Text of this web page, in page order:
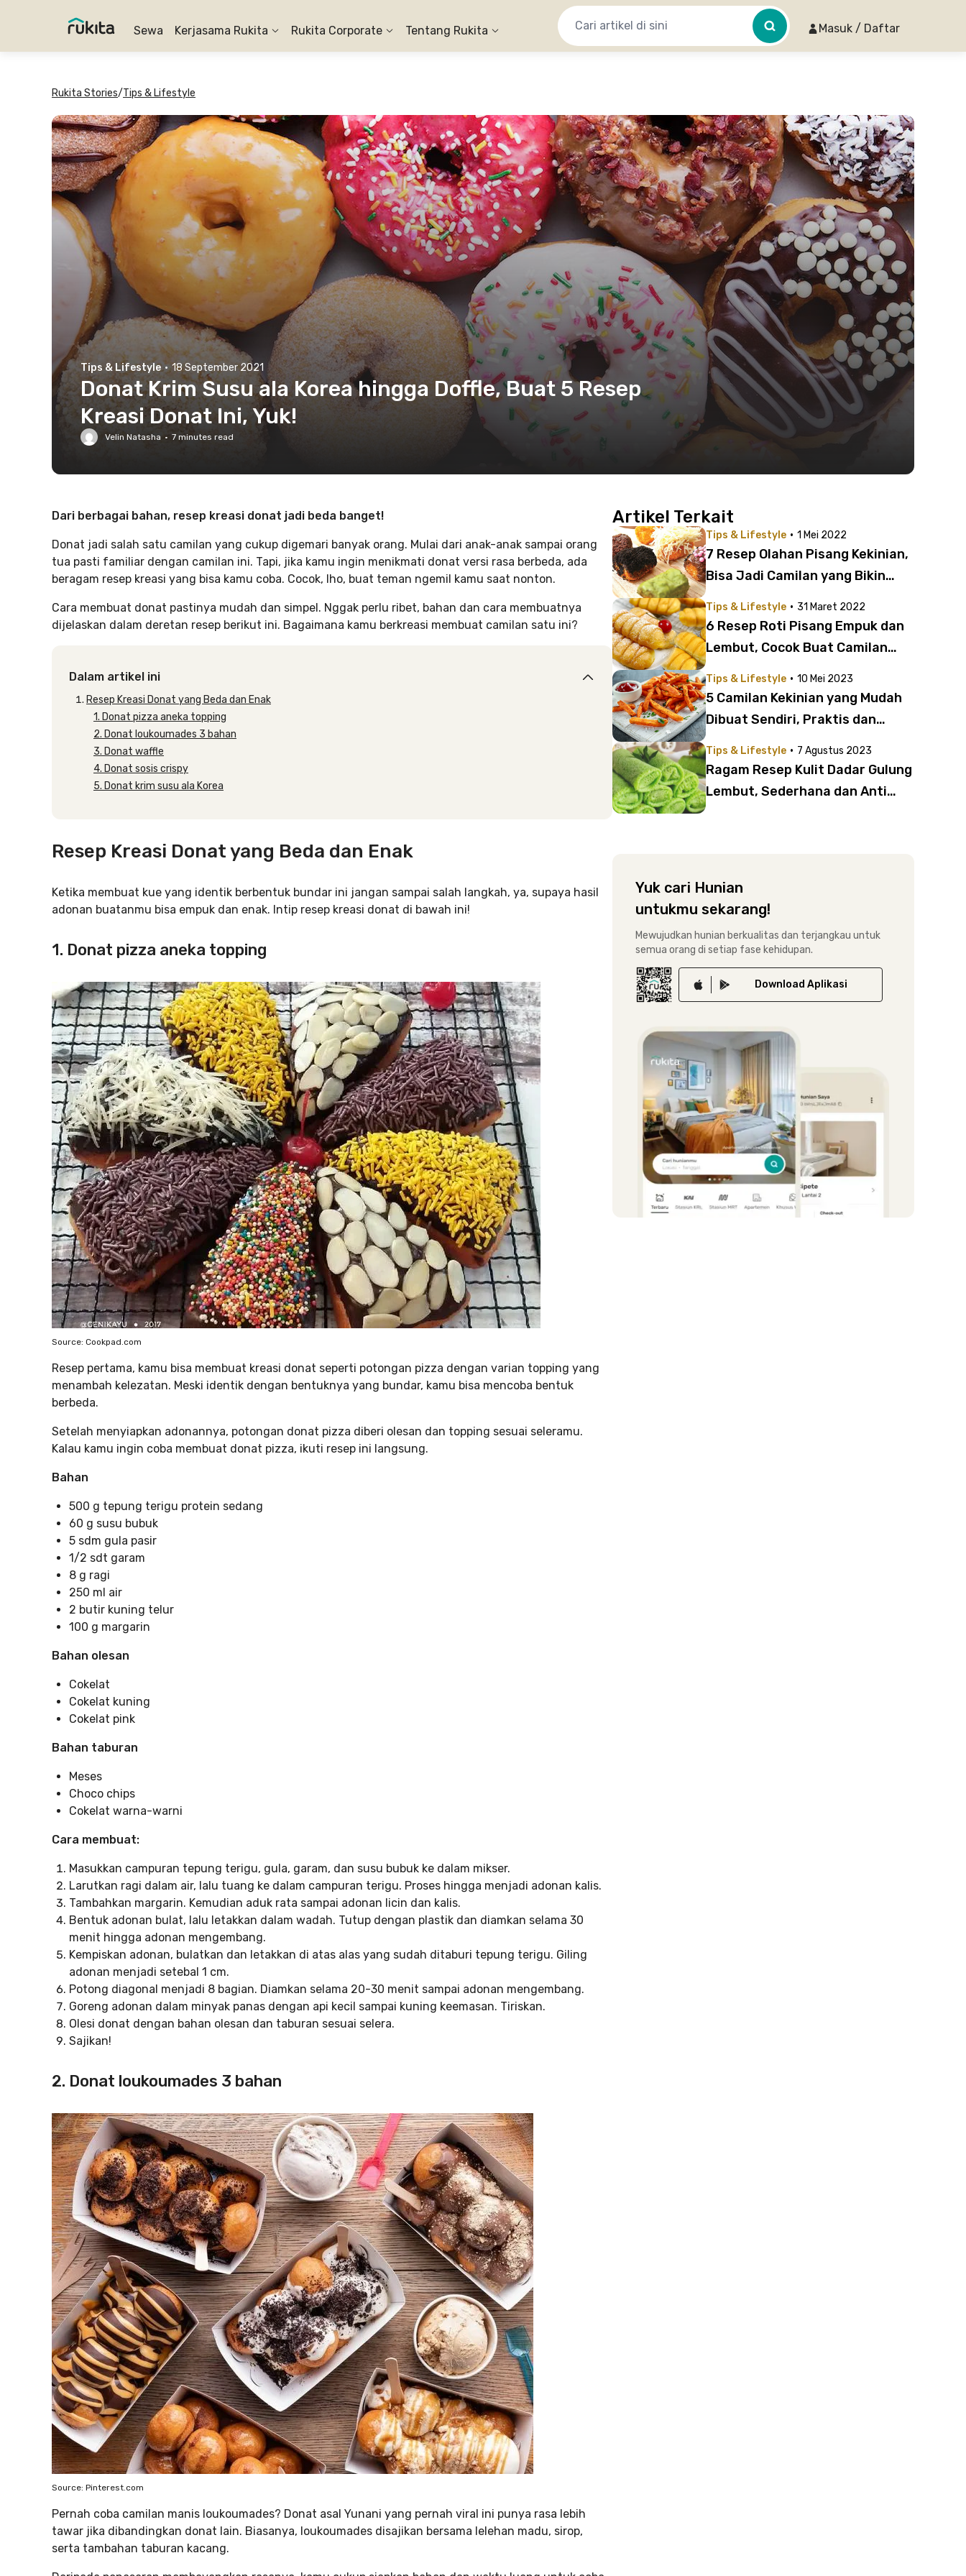
Sewa Kerjasama Rukita Rukita Corporate Tentang Rukita Masuk / Daftar
Rukita Stories/Tips & Lifestyle
Tips & Lifestyle · 18 September 2021
Donat Krim Susu ala Korea hingga Doffle, Buat 5 Resep
Kreasi Donat Ini, Yuk!
Velin Natasha · 7 minutes read
Dari berbagai bahan, resep kreasi donat jadi beda banget!
Donat jadi salah satu camilan yang cukup digemari banyak orang. Mulai dari anak-anak sampai orang
tua pasti familiar dengan camilan ini. Tapi, jika kamu ingin menikmati donat versi rasa berbeda, ada
beragam resep kreasi yang bisa kamu coba. Cocok, lho, buat teman ngemil kamu saat nonton.
Cara membuat donat pastinya mudah dan simpel. Nggak perlu ribet, bahan dan cara membuatnya
dijelaskan dalam deretan resep berikut ini. Bagaimana kamu berkreasi membuat camilan satu ini?
Dalam artikel ini
Resep Kreasi Donat yang Beda dan Enak
1. Donat pizza aneka topping
2. Donat loukoumades 3 bahan
3. Donat waffle
4. Donat sosis crispy
5. Donat krim susu ala Korea
Resep Kreasi Donat yang Beda dan Enak
Ketika membuat kue yang identik berbentuk bundar ini jangan sampai salah langkah, ya, supaya hasil
adonan buatanmu bisa empuk dan enak. Intip resep kreasi donat di bawah ini!
1. Donat pizza aneka topping
Source: Cookpad.com
Resep pertama, kamu bisa membuat kreasi donat seperti potongan pizza dengan varian topping yang
menambah kelezatan. Meski identik dengan bentuknya yang bundar, kamu bisa mencoba bentuk
berbeda.
Setelah menyiapkan adonannya, potongan donat pizza diberi olesan dan topping sesuai seleramu.
Kalau kamu ingin coba membuat donat pizza, ikuti resep ini langsung.
Bahan
500 g tepung terigu protein sedang
60 g susu bubuk
5 sdm gula pasir
1/2 sdt garam
8 g ragi
250 ml air
2 butir kuning telur
100 g margarin
Bahan olesan
Cokelat
Cokelat kuning
Cokelat pink
Bahan taburan
Meses
Choco chips
Cokelat warna-warni
Cara membuat:
Masukkan campuran tepung terigu, gula, garam, dan susu bubuk ke dalam mikser.
Larutkan ragi dalam air, lalu tuang ke dalam campuran terigu. Proses hingga menjadi adonan kalis.
Tambahkan margarin. Kemudian aduk rata sampai adonan licin dan kalis.
Bentuk adonan bulat, lalu letakkan dalam wadah. Tutup dengan plastik dan diamkan selama 30
menit hingga adonan mengembang.
Kempiskan adonan, bulatkan dan letakkan di atas alas yang sudah ditaburi tepung terigu. Giling
adonan menjadi setebal 1 cm.
Potong diagonal menjadi 8 bagian. Diamkan selama 20-30 menit sampai adonan mengembang.
Goreng adonan dalam minyak panas dengan api kecil sampai kuning keemasan. Tiriskan.
Olesi donat dengan bahan olesan dan taburan sesuai selera.
Sajikan!
2. Donat loukoumades 3 bahan
Source: Pinterest.com
Pernah coba camilan manis loukoumades? Donat asal Yunani yang pernah viral ini punya rasa lebih
tawar jika dibandingkan donat lain. Biasanya, loukoumades disajikan bersama lelehan madu, sirop,
serta tambahan taburan kacang.
Artikel Terkait
Tips & Lifestyle · 1 Mei 2022
7 Resep Olahan Pisang Kekinian,
Bisa Jadi Camilan yang Bikin
Tips & Lifestyle · 31 Maret 2022
6 Resep Roti Pisang Empuk dan
Lembut, Cocok Buat Camilan
Tips & Lifestyle · 10 Mei 2023
5 Camilan Kekinian yang Mudah
Dibuat Sendiri, Praktis dan
Tips & Lifestyle · 7 Agustus 2023
Ragam Resep Kulit Dadar Gulung
Lembut, Sederhana dan Anti
Yuk cari Hunian
untukmu sekarang!
Mewujudkan hunian berkualitas dan terjangkau untuk
semua orang di setiap fase kehidupan.
Download Aplikasi